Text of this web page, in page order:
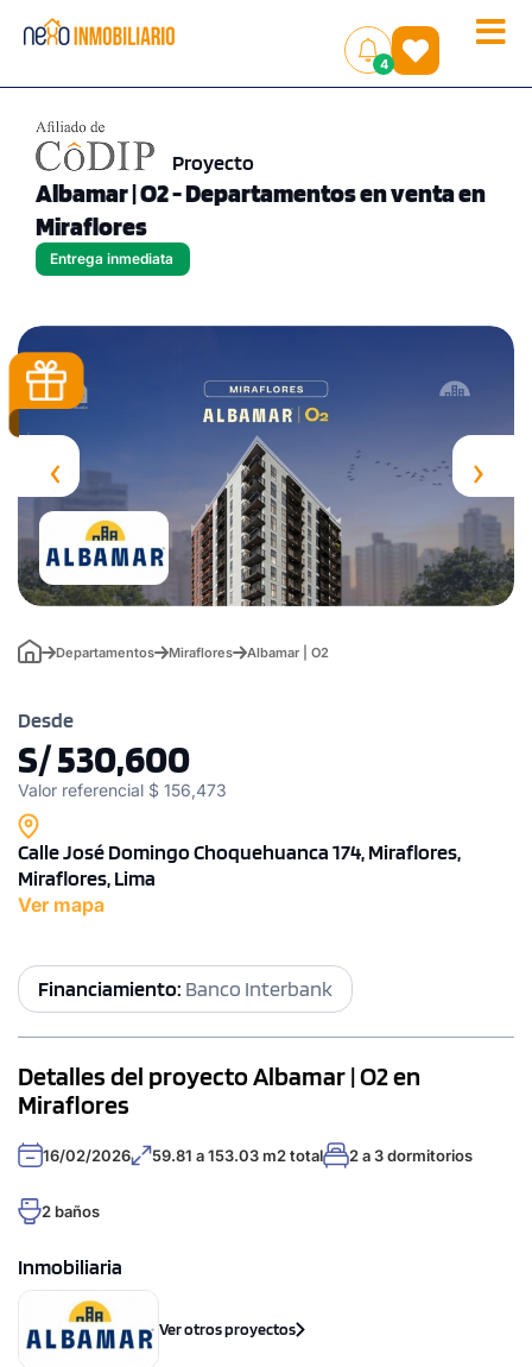
Toggle
4
()
Proyecto
Albamar | O2 - Departamentos en venta en
Miraflores
Entrega inmediata
‹ ›
Departamentos Miraflores Albamar | O2
Desde
S/ 530,600
Valor referencial $ 156,473
Calle José Domingo Choquehuanca 174, Miraflores,
Miraflores, Lima
Ver mapa
Financiamiento: Banco Interbank
Detalles del proyecto Albamar | O2 en
Miraflores
16/02/2026 59.81 a 153.03 m2 total 2 a 3 dormitorios
2 baños
Inmobiliaria
Ver otros proyectos